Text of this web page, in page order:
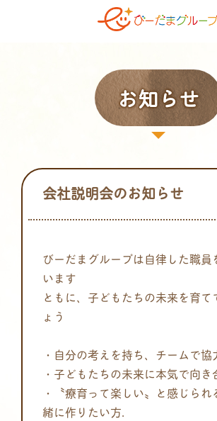
お知らせ
会社説明会のお知らせ
びーだまグループは自律した職員
います
ともに、子どもたちの未来を育て
ょう
・自分の考えを持ち、チームで協
・子どもたちの未来に本気で向き
・〝療育って楽しい〟と感じられ
緒に作りたい方.